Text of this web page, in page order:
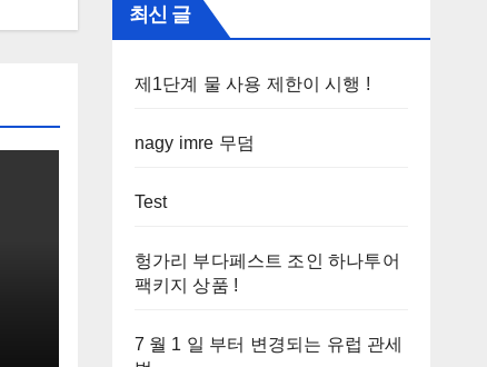
최신 글
제1단계 물 사용 제한이 시행 !
nagy imre 무덤
Test
헝가리 부다페스트 조인 하나투어
팩키지 상품 !
7 월 1 일 부터 변경되는 유럽 관세